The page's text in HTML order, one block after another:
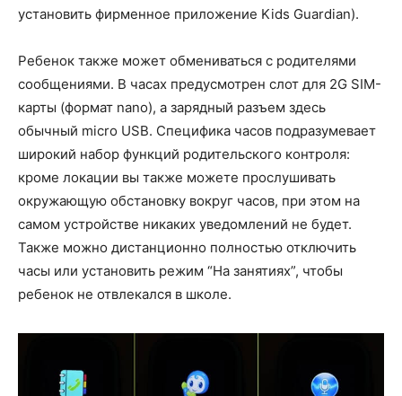
установить фирменное приложение Kids Guardian).
Ребенок также может обмениваться с родителями
сообщениями. В часах предусмотрен слот для 2G SIM-
карты (формат nano), а зарядный разъем здесь
обычный micro USB. Специфика часов подразумевает
широкий набор функций родительского контроля:
кроме локации вы также можете прослушивать
окружающую обстановку вокруг часов, при этом на
самом устройстве никаких уведомлений не будет.
Также можно дистанционно полностью отключить
часы или установить режим “На занятиях”, чтобы
ребенок не отвлекался в школе.